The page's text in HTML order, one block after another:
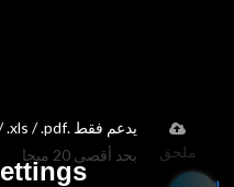
بحد أقصى 20 ميجا
ملحق